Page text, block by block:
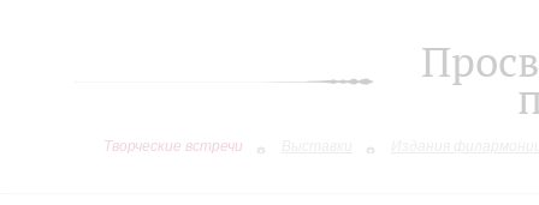
Творческие встречи